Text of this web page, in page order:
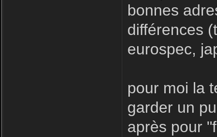
bonnes
différences
eurospec,
pour moi la
garder un
après pour